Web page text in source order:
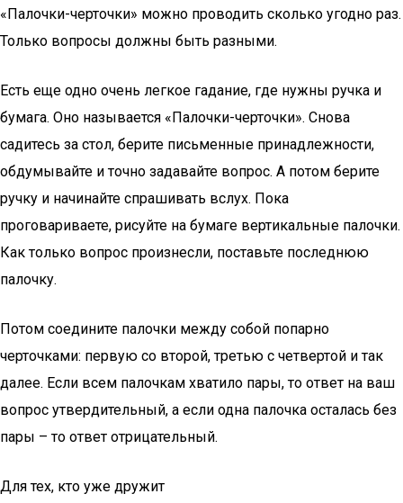
«Палочки-черточки» можно проводить сколько угодно раз.
Только вопросы должны быть разными.
Есть еще одно очень легкое гадание, где нужны ручка и
бумага. Оно называется «Палочки-черточки». Снова
садитесь за стол, берите письменные принадлежности,
обдумывайте и точно задавайте вопрос. А потом берите
ручку и начинайте спрашивать вслух. Пока
проговариваете, рисуйте на бумаге вертикальные палочки.
Как только вопрос произнесли, поставьте последнюю
палочку.
Потом соедините палочки между собой попарно
черточками: первую со второй, третью с четвертой и так
далее. Если всем палочкам хватило пары, то ответ на ваш
вопрос утвердительный, а если одна палочка осталась без
пары – то ответ отрицательный.
Для тех, кто уже дружит